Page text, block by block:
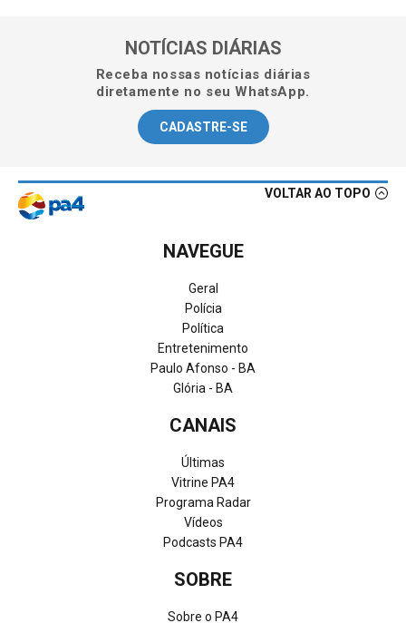
NOTÍCIAS DIÁRIAS
Receba nossas notícias diárias
diretamente no seu WhatsApp.
CADASTRE-SE
VOLTAR AO TOPO
NAVEGUE
Geral
Polícia
Política
Entretenimento
Paulo Afonso - BA
Glória - BA
CANAIS
Últimas
Vitrine PA4
Programa Radar
Vídeos
Podcasts PA4
SOBRE
Sobre o PA4